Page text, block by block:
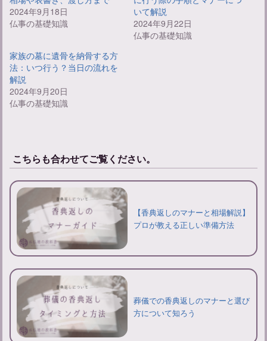
2024年9月18日
仏事の基礎知識
いて解説
2024年9月22日
仏事の基礎知識
家族の墓に遺骨を納骨する方
法：いつ行う？当日の流れを
解説
2024年9月20日
仏事の基礎知識
こちらも合わせてご覧ください。
【香典返しのマナーと相場解説】
プロが教える正しい準備方法
葬儀での香典返しのマナーと選び
方について知ろう